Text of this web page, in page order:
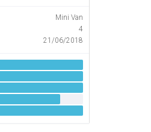
Mini Van
4
21/06/2018